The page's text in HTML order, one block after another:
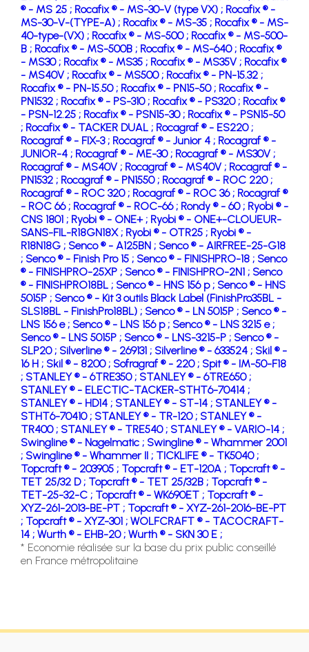
® - MS 25 ; Rocafix ® - MS-30-V (type VX) ; Rocafix ® -
MS-30-V-(TYPE-A) ; Rocafix ® - MS-35 ; Rocafix ® - MS-
40-type-(VX) ; Rocafix ® - MS-500 ; Rocafix ® - MS-500-
B ; Rocafix ® - MS-500B ; Rocafix ® - MS-640 ; Rocafix ®
- MS30 ; Rocafix ® - MS35 ; Rocafix ® - MS35V ; Rocafix ®
- MS40V ; Rocafix ® - MS500 ; Rocafix ® - PN-15.32 ;
Rocafix ® - PN-15.50 ; Rocafix ® - PN15-50 ; Rocafix ® -
PN1532 ; Rocafix ® - PS-310 ; Rocafix ® - PS320 ; Rocafix ®
- PSN-12.25 ; Rocafix ® - PSN15-30 ; Rocafix ® - PSN15-50
; Rocafix ® - TACKER DUAL ; Rocagraf ® - ES220 ;
Rocagraf ® - FIX-3 ; Rocagraf ® - Junior 4 ; Rocagraf ® -
JUNIOR-4 ; Rocagraf ® - ME-30 ; Rocagraf ® - MS30V ;
Rocagraf ® - MS40V ; Rocagraf ® - MS40V ; Rocagraf ® -
PN1532 ; Rocagraf ® - PN1550 ; Rocagraf ® - ROC 220 ;
Rocagraf ® - ROC 320 ; Rocagraf ® - ROC 36 ; Rocagraf ®
- ROC 66 ; Rocagraf ® - ROC-66 ; Rondy ® - 60 ; Ryobi ® -
CNS 1801 ; Ryobi ® - ONE+ ; Ryobi ® - ONE+-CLOUEUR-
SANS-FIL-R18GN18X ; Ryobi ® - OTR25 ; Ryobi ® -
R18N18G ; Senco ® - A125BN ; Senco ® - AIRFREE-25-G18
; Senco ® - Finish Pro 15 ; Senco ® - FINISHPRO-18 ; Senco
® - FINISHPRO-25XP ; Senco ® - FINISHPRO-2N1 ; Senco
® - FINISHPRO18BL ; Senco ® - HNS 156 p ; Senco ® - HNS
5015P ; Senco ® - Kit 3 outils Black Label (FinishPro35BL -
SLS18BL - FinishPro18BL) ; Senco ® - LN 5015P ; Senco ® -
LNS 156 e ; Senco ® - LNS 156 p ; Senco ® - LNS 3215 e ;
Senco ® - LNS 5015P ; Senco ® - LNS-3215-P ; Senco ® -
SLP20 ; Silverline ® - 269131 ; Silverline ® - 633524 ; Skil ® -
16 H ; Skil ® - 8200 ; Sofragraf ® - 220 ; Spit ® - IM-50-F18
; STANLEY ® - 6TRE350 ; STANLEY ® - 6TRE650 ;
STANLEY ® - ELECTIC-TACKER-STHT6-70414 ;
STANLEY ® - HD14 ; STANLEY ® - ST-14 ; STANLEY ® -
STHT6-70410 ; STANLEY ® - TR-120 ; STANLEY ® -
TR400 ; STANLEY ® - TRE540 ; STANLEY ® - VARIO-14 ;
Swingline ® - Nagelmatic ; Swingline ® - Whammer 2001
; Swingline ® - Whammer II ; TICKLIFE ® - TK5040 ;
Topcraft ® - 203905 ; Topcraft ® - ET-120A ; Topcraft ® -
TET 25/32 D ; Topcraft ® - TET 25/32B ; Topcraft ® -
TET-25-32-C ; Topcraft ® - WK690ET ; Topcraft ® -
XYZ-261-2013-BE-PT ; Topcraft ® - XYZ-261-2016-BE-PT
; Topcraft ® - XYZ-301 ; WOLFCRAFT ® - TACOCRAFT-
14 ; Wurth ® - EHB-20 ; Wurth ® - SKN 30 E ;
* Economie réalisée sur la base du prix public conseillé
en France métropolitaine